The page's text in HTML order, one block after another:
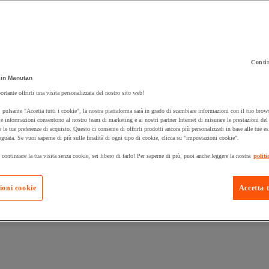
un prodotto:
Manutan Expert
Prodotti in
Manutan
offrirti una visita personalizzata del nostro sito web!
pulsante "Accetta tutti i cookie", la nostra piattaforma sarà in grado di scambiare informazioni con il tuo
informazioni consentono al nostro team di marketing e ai nostri partner Internet di misurare le prestazioni
le tue preferenze di acquisto. Questo ci consente di offrirti prodotti ancora più personalizzati in base alle tue
Se vuoi saperne di più sulle finalità di ogni tipo di cookie, clicca su "impostazioni cookie".
la tua visita senza cookie, sei libero di farlo! Per saperne di più, puoi anche leggere la nostra
Accetta
cookie